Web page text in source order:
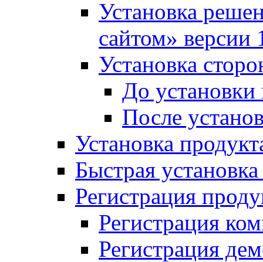
Установка
сайтом»
Установка
До установки
После
Установка
Быстрая
Регистрация
Регистрация
Регистрация